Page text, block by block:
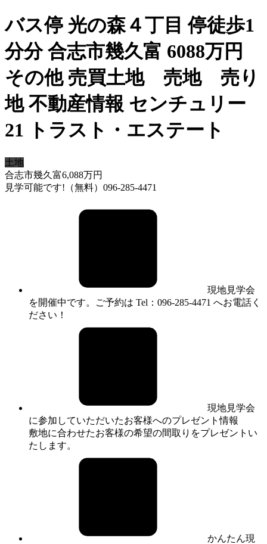
バス停 光の森４丁目 停徒歩1
分分 合志市幾久富 6088万円
その他 売買土地 売地 売り
地 不動産情報 センチュリー
21 トラスト・エステート
土地
合志市幾久富6,088万円
見学可能です!（無料）096-285-4471
現地見学会
を開催中です。ご予約は Tel：096-285-4471 へお電話く
ださい！
現地見学会
に参加していただいたお客様へのプレゼント情報
敷地に合わせたお客様の希望の間取りをプレゼントい
たします。
かんたん現